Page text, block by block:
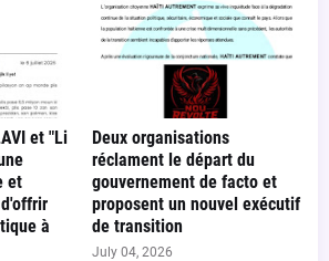
et "Li
et
à
Deux organisations
réclament le départ du
gouvernement de facto et
proposent un nouvel exécutif
de transition
July 04, 2026